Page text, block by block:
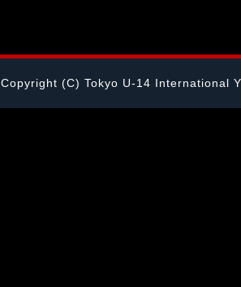
Copyright (C) Tokyo U-14 International